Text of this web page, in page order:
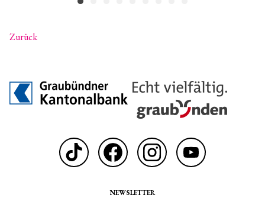
Zurück
NEWSLETTER